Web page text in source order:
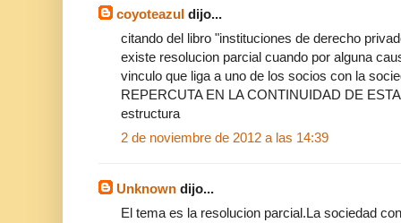
coyoteazul dijo...
citando del libro "instituciones de derecho
existe resolucion parcial cuando por alguna
vinculo que liga a uno de los socios con la
REPERCUTA EN LA CONTINUIDAD DE
estructura
2 de noviembre de 2012 a las 14:39
Unknown dijo...
El tema es la resolucion parcial.La sociedad